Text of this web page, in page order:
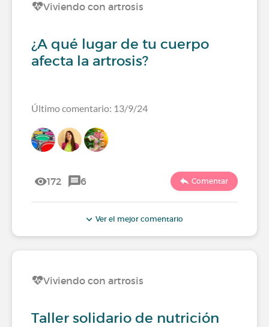
Viviendo con artrosis
¿A qué lugar de tu cuerpo
afecta la artrosis?
Último comentario: 13/9/24
172 6 Comentar
Ver el mejor comentario
Viviendo con artrosis
Taller solidario de nutrición